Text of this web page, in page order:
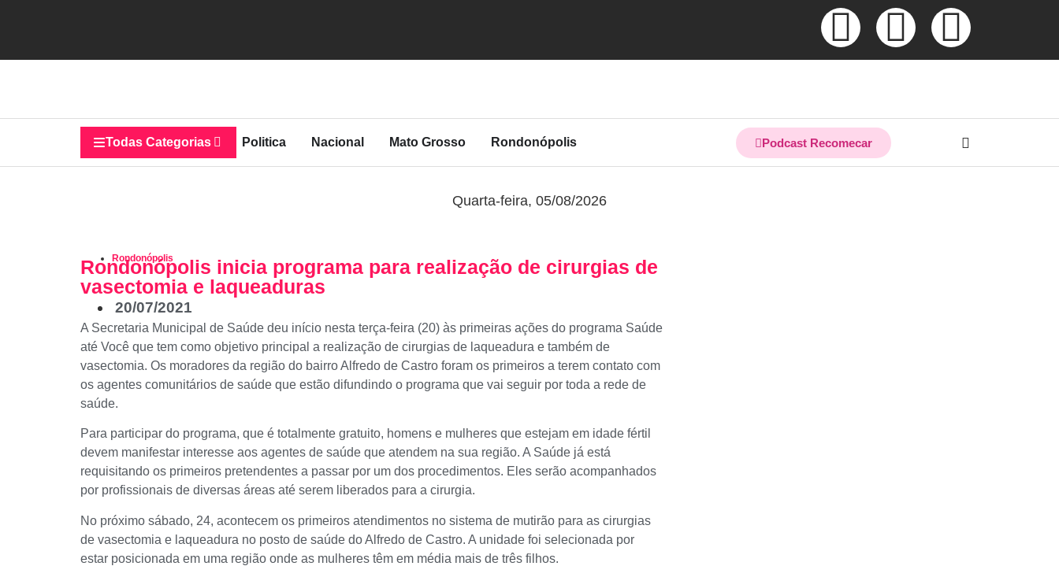
Todas Categorias Politica Nacional Mato Grosso Rondonópolis Podcast Recomecar
Quarta-feira, 05/08/2026
Rondonópolis
Rondonópolis inicia programa para realização de cirurgias de
vasectomia e laqueaduras
20/07/2021
A Secretaria Municipal de Saúde deu início nesta terça-feira (20) às primeiras ações do programa Saúde
até Você que tem como objetivo principal a realização de cirurgias de laqueadura e também de
vasectomia. Os moradores da região do bairro Alfredo de Castro foram os primeiros a terem contato com
os agentes comunitários de saúde que estão difundindo o programa que vai seguir por toda a rede de
saúde.
Para participar do programa, que é totalmente gratuito, homens e mulheres que estejam em idade fértil
devem manifestar interesse aos agentes de saúde que atendem na sua região. A Saúde já está
requisitando os primeiros pretendentes a passar por um dos procedimentos. Eles serão acompanhados
por profissionais de diversas áreas até serem liberados para a cirurgia.
No próximo sábado, 24, acontecem os primeiros atendimentos no sistema de mutirão para as cirurgias
de vasectomia e laqueadura no posto de saúde do Alfredo de Castro. A unidade foi selecionada por
estar posicionada em uma região onde as mulheres têm em média mais de três filhos.